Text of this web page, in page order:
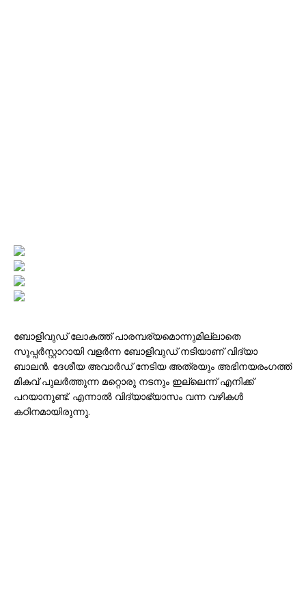
ബോളിവുഡ് ലോകത്ത് പാരമ്പര്യമൊന്നുമില്ലാതെ
സൂപ്പർസ്റ്റാറായി വളർന്ന ബോളിവുഡ് നടിയാണ് വിദ്യാ
ബാലൻ. ദേശീയ അവാർഡ് നേടിയ അത്രയും അഭിനയരംഗത്ത്
മികവ് പുലർത്തുന്ന മറ്റൊരു നടനും ഇല്ലെന്ന് എനിക്ക്
പറയാനുണ്ട്. എന്നാൽ വിദ്യാഭ്യാസം വന്ന വഴികൾ
കഠിനമായിരുന്നു.